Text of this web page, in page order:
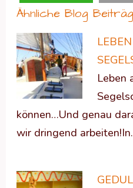
Ähnliche Blog
Leben
können…Und genau
wir dringend